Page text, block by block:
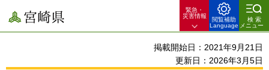
宮崎県
緊急・
災害情報
閲覧補助
Language
検索
メニュー
掲載開始日：2021年9月21日
更新日：2026年3月5日